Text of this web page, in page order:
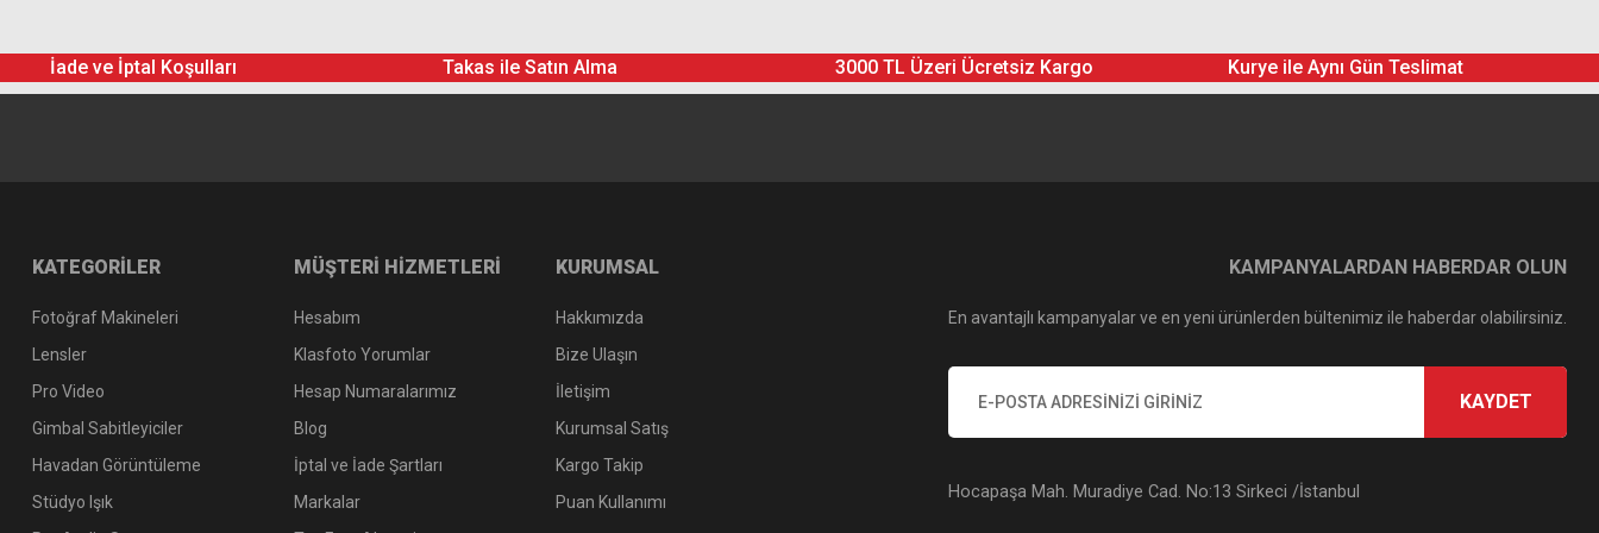
İade ve İptal Koşulları Takas ile Satın Alma 3000 TL Üzeri Ücretsiz Kargo Kurye ile Aynı Gün Teslimat
KATEGORİLER
Fotoğraf Makineleri
Lensler
Pro Video
Gimbal Sabitleyiciler
Havadan Görüntüleme
Stüdyo Işık
MÜŞTERİ HİZMETLERİ
Hesabım
Klasfoto Yorumlar
Hesap Numaralarımız
Blog
İptal ve İade Şartları
Markalar
KURUMSAL
Hakkımızda
Bize Ulaşın
İletişim
Kurumsal Satış
Kargo Takip
Puan Kullanımı
KAMPANYALARDAN HABERDAR OLUN
En avantajlı kampanyalar ve en yeni ürünlerden bültenimiz ile haberdar olabilirsiniz.
KAYDET
Hocapaşa Mah. Muradiye Cad. No:13 Sirkeci /İstanbul